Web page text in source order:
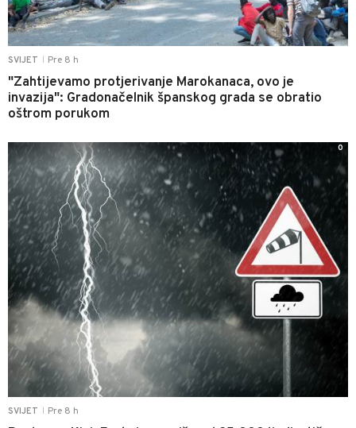
SVIJET Pre 8 h
"Zahtijevamo protjerivanje Marokanaca, ovo je
invazija": Gradonačelnik španskog grada se obratio
oštrom porukom
SVIJET Pre 8 h
0